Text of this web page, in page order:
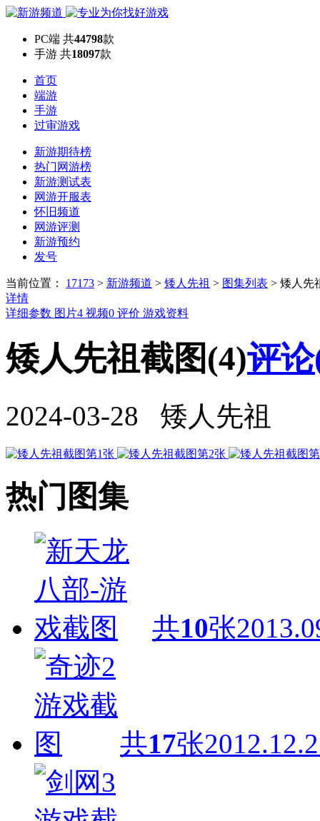
PC端 共44798款
手游 共18097款
首页
端游
手游
过审游戏
新游期待榜
热门网游榜
新游测试表
网游开服表
怀旧频道
网游评测
新游预约
发号
当前位置： 17173 > 新游频道 > 矮人先祖 > 图集列表 > 矮人先
详情
详细参数 图片4 视频0 评价 游戏资料
矮人先祖截图(4)评
2024-03-28 矮人先祖
热门图集
共10张
共17张